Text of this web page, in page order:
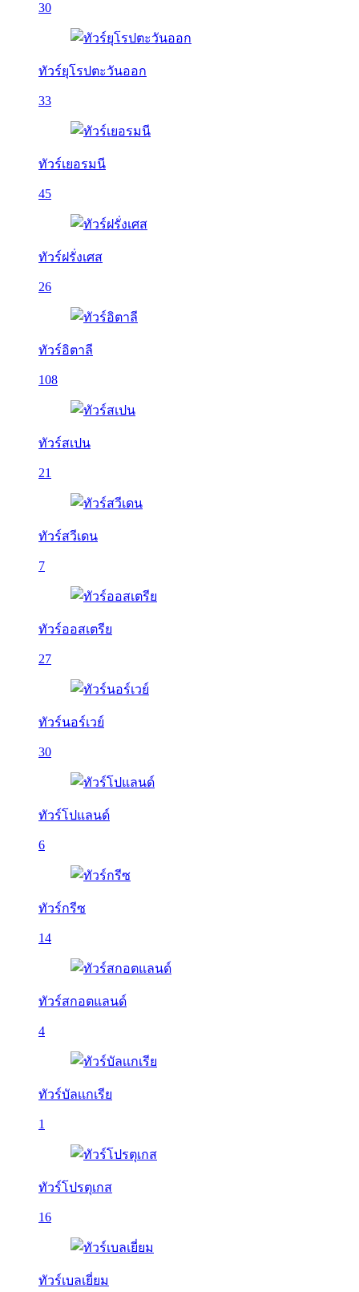
30
ทัวร์ยุโรปตะวันออก
33
ทัวร์เยอรมนี
45
ทัวร์ฝรั่งเศส
26
ทัวร์อิตาลี
108
ทัวร์สเปน
21
ทัวร์สวีเดน
7
ทัวร์ออสเตรีย
27
ทัวร์นอร์เวย์
30
ทัวร์โปแลนด์
6
ทัวร์กรีซ
14
ทัวร์สกอตแลนด์
4
ทัวร์บัลเเกเรีย
1
ทัวร์โปรตุเกส
16
ทัวร์เบลเยี่ยม